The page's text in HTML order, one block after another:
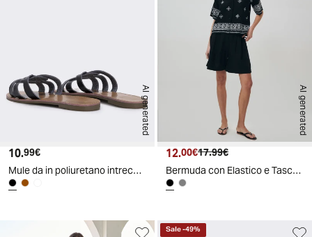
AI generated
Prezzo attuale
10.99€
Mule da in poliuretano intrecciate - Nero
AI generated
Prezzo attuale
12.00€ Prezzo originale
17.99€
Bermuda con Elastico e Tasche Fianchi - Nero
Sale-49%